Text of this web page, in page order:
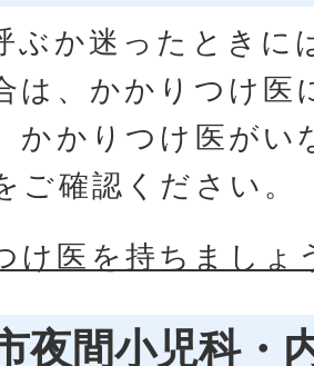
ぶか迷ったときに
は、かかりつけ医
かかりつけ医がい
ご確認ください。
け医を持ちましょ
夜間小児科・